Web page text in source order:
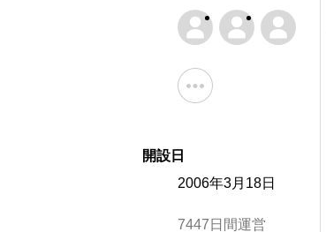
開設日
2006年3月18日
7447日間運営